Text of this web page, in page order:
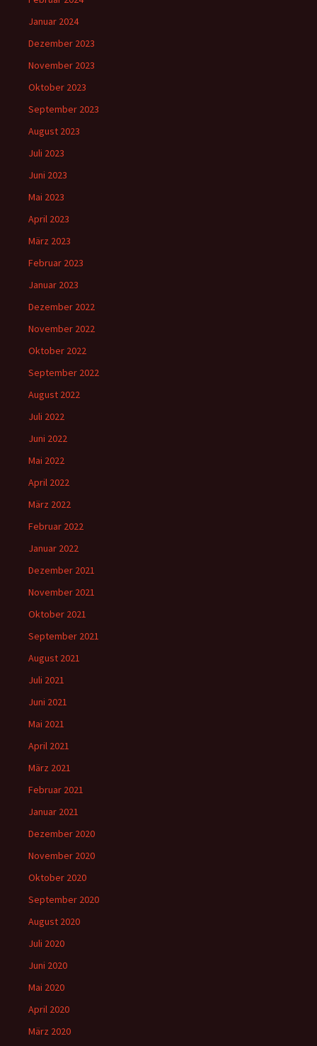
Januar 2024
Dezember 2023
November 2023
Oktober 2023
September 2023
August 2023
Juli 2023
Juni 2023
Mai 2023
April 2023
März 2023
Februar 2023
Januar 2023
Dezember 2022
November 2022
Oktober 2022
September 2022
August 2022
Juli 2022
Juni 2022
Mai 2022
April 2022
März 2022
Februar 2022
Januar 2022
Dezember 2021
November 2021
Oktober 2021
September 2021
August 2021
Juli 2021
Juni 2021
Mai 2021
April 2021
März 2021
Februar 2021
Januar 2021
Dezember 2020
November 2020
Oktober 2020
September 2020
August 2020
Juli 2020
Juni 2020
Mai 2020
April 2020
März 2020